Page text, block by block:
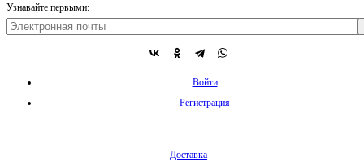
Узнавайте первыми:
Войти
Регистрация
Доставка